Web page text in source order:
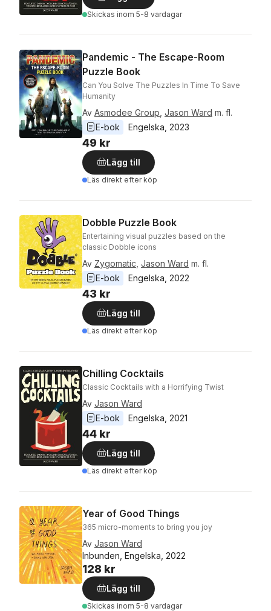
Skickas inom 5-8 vardagar
Pandemic - The Escape-Room
Puzzle Book
Can You Solve The Puzzles In Time To Save
Humanity
Av Asmodee Group Jason Ward m. fl.
E-bok
Engelska 2023
49 kr
Lägg till
Läs direkt efter köp
Dobble Puzzle Book
Entertaining visual puzzles based on the
classic Dobble icons
Av Zygomatic Jason Ward m. fl.
E-bok
Engelska 2022
43 kr
Lägg till
Läs direkt efter köp
Chilling Cocktails
Classic Cocktails with a Horrifying Twist
Av Jason Ward
E-bok
Engelska 2021
44 kr
Lägg till
Läs direkt efter köp
Year of Good Things
365 micro-moments to bring you joy
Av Jason Ward
Inbunden, Engelska, 2022
128 kr
Lägg till
Skickas inom 5-8 vardagar